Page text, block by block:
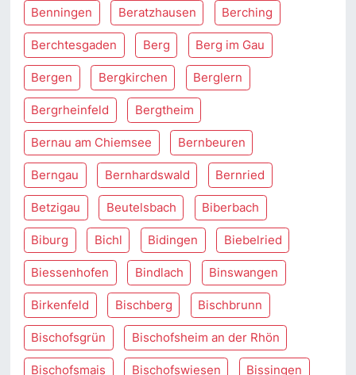
Benningen Beratzhausen Berching
Berchtesgaden Berg Berg im Gau
Bergen Bergkirchen Berglern
Bergrheinfeld Bergtheim
Bernau am Chiemsee Bernbeuren
Berngau Bernhardswald Bernried
Betzigau Beutelsbach Biberbach
Biburg Bichl Bidingen Biebelried
Biessenhofen Bindlach Binswangen
Birkenfeld Bischberg Bischbrunn
Bischofsgrün Bischofsheim an der Rhön
Bischofsmais Bischofswiesen Bissingen